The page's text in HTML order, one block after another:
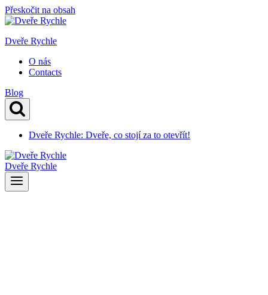
Přeskočit na obsah
Dveře Rychle
O nás
Contacts
Blog
Dveře Rychle: Dveře, co stojí za to otevřít!
Dveře Rychle